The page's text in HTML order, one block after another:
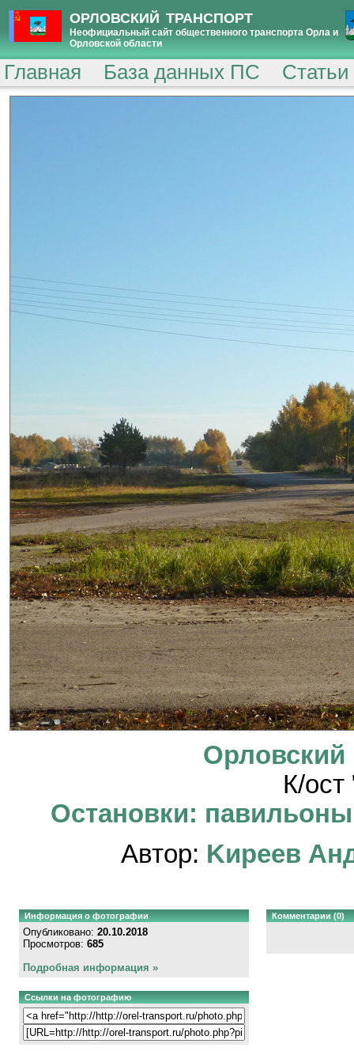
ОРЛОВСКИЙ ТРАНСПОРТ
Неофициальный сайт общественного транспорта Орла и
Орловской области
Главная База данных ПС
Орловский
К/
Остановки:
Автор: Kиpeeв
Информация о фотографии
Опубликовано: 20.10.2018
Просмотров: 685
Подробная информация »
Ссылки на фотографию
Комментарии (0)